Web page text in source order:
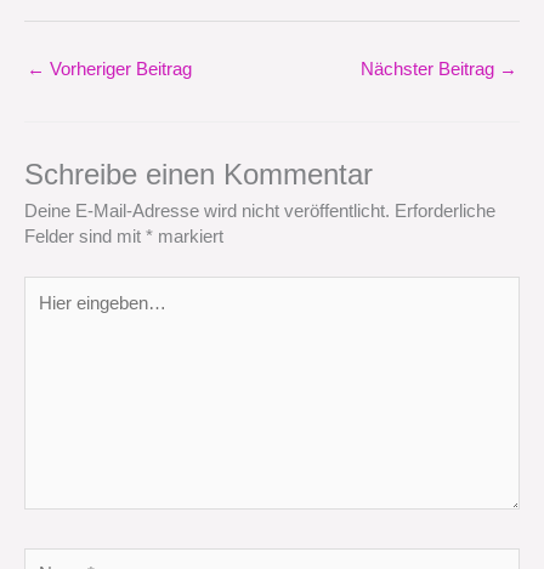
← Vorheriger Beitrag Nächster Beitrag →
Schreibe einen Kommentar
Deine E-Mail-Adresse wird nicht veröffentlicht. Erforderliche
Felder sind mit * markiert
eingeben…